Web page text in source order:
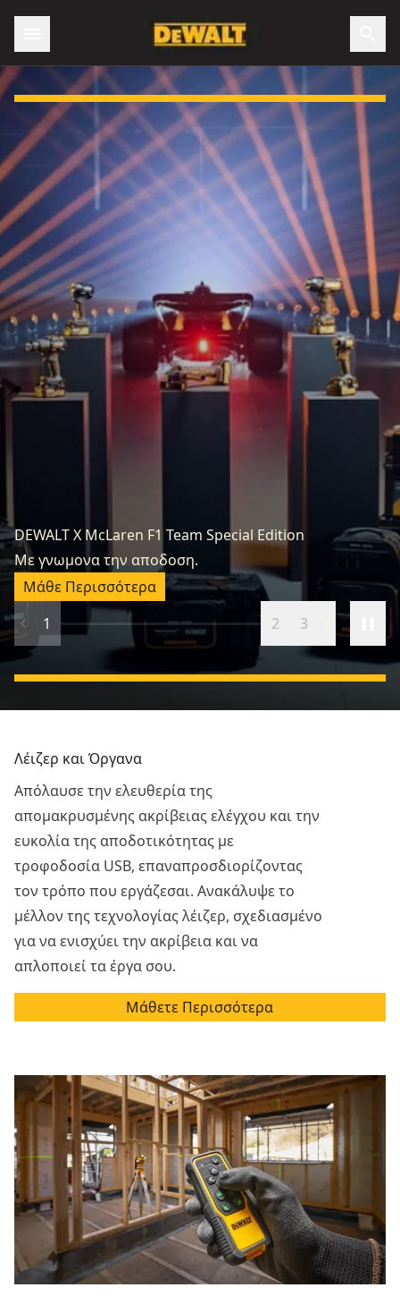
Slide 1 of 3: DEWALT X McLaren F1 Team Special Edition
DEWALT X McLaren F1 Team Special Edition
Με γνωμονα την αποδοση.
Μάθε Περισσότερα
1
2 3
Λέιζερ και Όργανα
Απόλαυσε την ελευθερία της
απομακρυσμένης ακρίβειας ελέγχου και την
ευκολία της αποδοτικότητας με
τροφοδοσία USB, επαναπροσδιορίζοντας
τον τρόπο που εργάζεσαι. Ανακάλυψε το
μέλλον της τεχνολογίας λέιζερ, σχεδιασμένο
για να ενισχύει την ακρίβεια και να
απλοποιεί τα έργα σου.
Μάθετε Περισσότερα